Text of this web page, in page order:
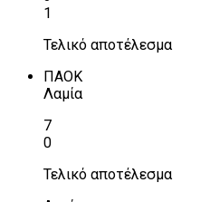
1
Τελικό αποτέλεσμα
ΠΑΟΚ
Λαμία
7
0
Τελικό αποτέλεσμα